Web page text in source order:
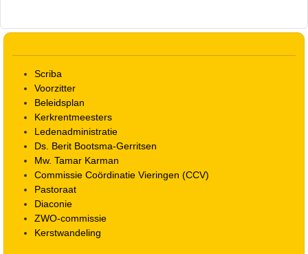
Scriba
Voorzitter
Beleidsplan
Kerkrentmeesters
Ledenadministratie
Ds. Berit Bootsma-Gerritsen
Mw. Tamar Karman
Commissie Coördinatie Vieringen (CCV)
Pastoraat
Diaconie
ZWO-commissie
Kerstwandeling